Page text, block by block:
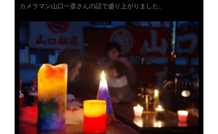
カメラマン山口一彦さんの話で盛り上がりました。